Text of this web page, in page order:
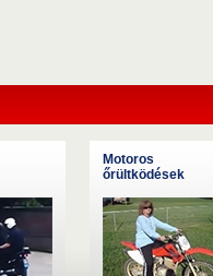
Motoros
őrültködések